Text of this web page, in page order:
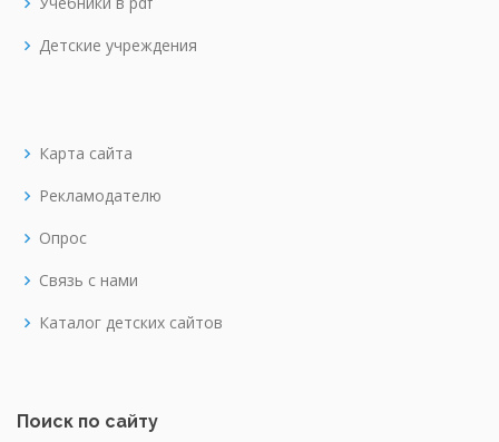
Детские учреждения
Карта сайта
Рекламодателю
Опрос
Связь с нами
Каталог детских сайтов
Поиск по сайту